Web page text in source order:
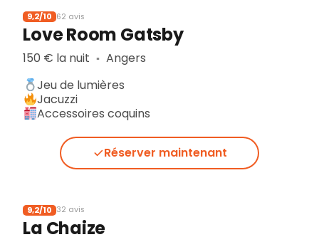
9,2/10 62 avis
Love Room Gatsby
150 € la nuit ▪︎ Angers
Jeu de lumières
Jacuzzi
Accessoires coquins
Réserver maintenant
9,2/10 32 avis
La Chaize